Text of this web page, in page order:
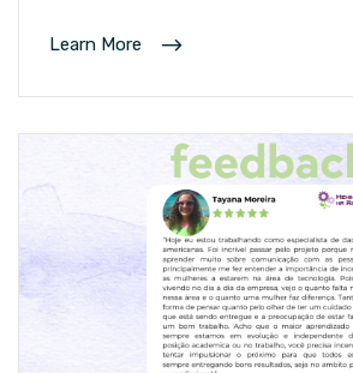
Learn More